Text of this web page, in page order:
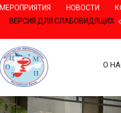
МЕРОПРИЯТИЯ НОВОСТИ
ВЕРСИЯ ДЛЯ СЛАБОВИДЯЩИХ
О